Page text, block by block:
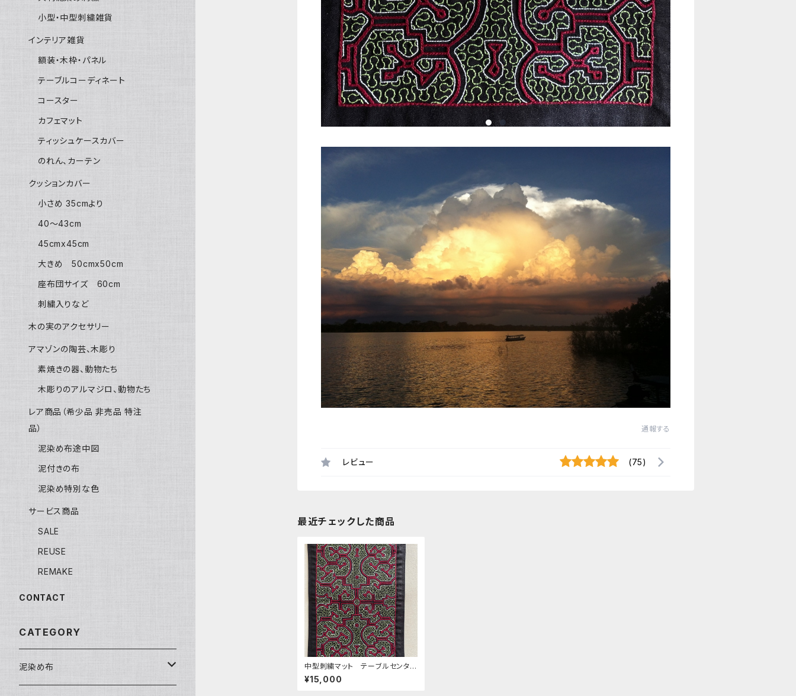
通報する
レビュー (75)
最近チェックした商品
中型刺繍マット テーブルセンタ
ー 32x45 緑と赤 Xmas大
シピボ族の刺繍
¥15,000
小型・中型刺繍雑貨
インテリア雑貨
額装・木枠・パネル
テーブルコーディネート
コースター
カフェマット
ティッシュケースカバー
のれん、カーテン
クッションカバー
小さめ 35cmより
40〜43cm
45cmx45cm
大きめ 50cmx50cm
座布団サイズ 60cm
刺繍入りなど
木の実のアクセサリー
アマゾンの陶芸、木彫り
素焼きの器、動物たち
木彫りのアルマジロ、動物たち
レア商品（希少品 非売品 特注
品）
泥染め布途中図
泥付きの布
泥染め特別な色
サービス商品
SALE
REUSE
REMAKE
CONTACT
CATEGORY
泥染め布